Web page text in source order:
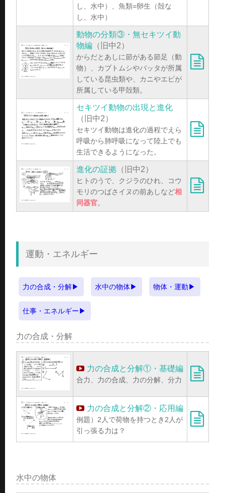
し、水中）、魚類=卵生（殻な
し、水中）
動物の分類③・無セキツイ動
物編 （旧中2）
からだとあしに節がある節足（動
物）、カブトムシやバッタが所属
している昆虫類や、カニやエビが
所属している甲殻類。
セキツイ動物の出現と進化
（旧中2）
セキツイ動物は進化の過程でえら
呼吸から肺呼吸になって陸上でも
生活できるようになった。
進化の証拠 （旧中2）
ヒトのうで、クジラのひれ、コウ
モリのつばさイヌの前あしなど相
同器官。
運動・エネルギー
力の合成・分解 水中の物体 物体・運動
仕事・エネルギー
力の合成・分解
力の合成と分解①・基礎編
合力、力の合成、力の分解、分力
力の合成と分解②・応用編
例題）2人で荷物を持つとき2人が
引っ張る力は？
水中の物体